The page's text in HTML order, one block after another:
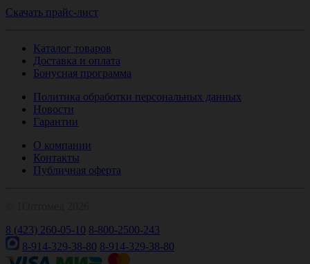
Скачать прайс-лист
Каталог товаров
Доставка и оплата
Бонусная программа
Политика обработки персональных данных
Новости
Гарантии
О компании
Контакты
Публичная оферта
8 (423) 260-05-10 8-800-2500-243
8-914-329-38-80 8-914-329-38-80